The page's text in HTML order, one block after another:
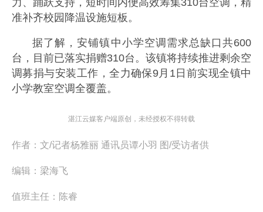
准补齐校园降温设施短板。
据了解，安铺镇中小学空调需求总缺口共600
台，目前已落实捐赠310台。该镇将持续推进剩余空
调募捐与安装工作，全力确保9月1日前实现全镇中
小学教室空调全覆盖。
湛江云媒客户端原创，未经授权不得转载
作者： 文/记者杨雅丽 通讯员谭小羽 图/受访者供
编辑： 梁海飞
值班主任： 陈睿